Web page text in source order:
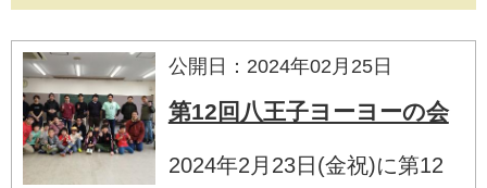
公開日：2024年02月25日
第12回八王子ヨーヨーの会
2024年2月23日(金祝)に第12